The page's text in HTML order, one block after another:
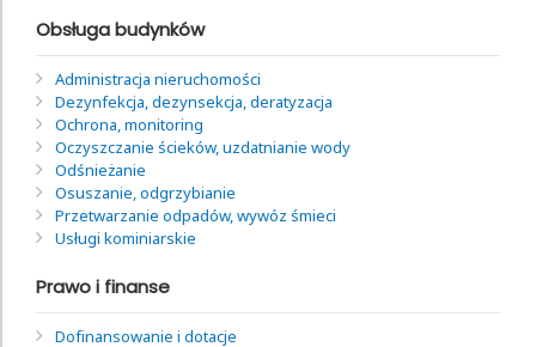
Obsługa budynków
Administracja nieruchomości
Dezynfekcja, dezynsekcja, deratyzacja
Ochrona, monitoring
Oczyszczanie ścieków, uzdatnianie wody
Odśnieżanie
Osuszanie, odgrzybianie
Przetwarzanie odpadów, wywóz śmieci
Usługi kominiarskie
Prawo i finanse
Dofinansowanie i dotacje